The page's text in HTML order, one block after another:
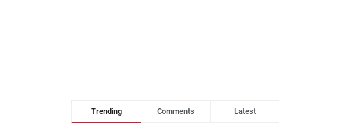
Trending Comments Latest